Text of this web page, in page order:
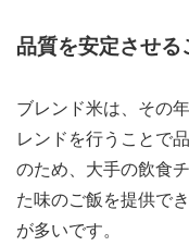
品質を安定させる
ブレンド米は、その
レンドを行うことで
のため、大手の飲食
た味のご飯を提供で
が多いです。